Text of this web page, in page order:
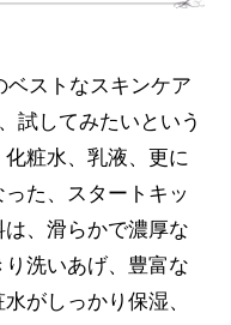
ベストなスキンケア
試してみたいという
粧水、乳液、更に
た、スタートキッ
は、滑らかで濃厚な
洗いあげ、豊富な
がしっかり保湿、